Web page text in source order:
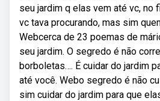
seu jardim q elas vem até vc, no
vc tava procurando, mas sim
Webcerca de 23 poemas de
seu jardim. O segredo é não
borboletas…. É cuidar do jardim
até você. Webo segredo é não
sim cuidar do jardim para que